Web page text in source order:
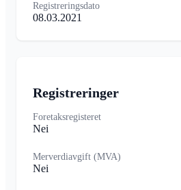
Registreringsdato
08.03.2021
Registreringer
Foretaksregisteret
Nei
Merverdiavgift (MVA)
Nei